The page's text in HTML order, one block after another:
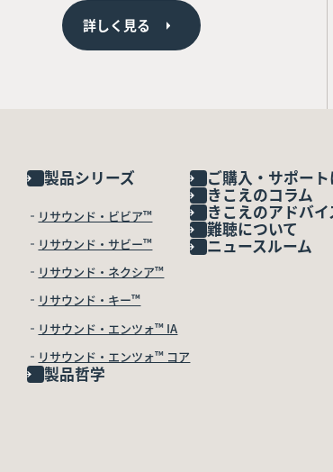
詳しく見る
製品シリーズ
リサウンド・ビビア™
リサウンド・サビー™
リサウンド・ネクシア™
リサウンド・キー™
リサウンド・エンツォ™ IA
リサウンド・エンツォ™ コア
製品哲学
ご購入・サポー
きこえのコラム
きこえのアドバイ
難聴について
ニュースルーム